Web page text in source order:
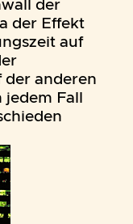
der
der Effekt
auf
anderen
Fall